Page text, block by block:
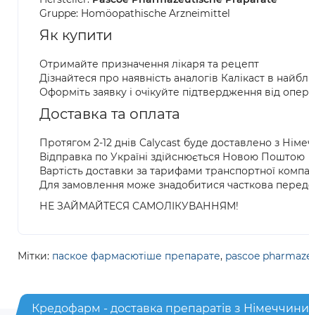
Gruppe: Homöopathische Arzneimittel
Як купити
Отримайте призначення лікаря та рецепт
Дізнайтеся про наявність аналогів Калікаст в
Оформіть заявку і очікуйте підтвердження від
Доставка та оплата
Протягом 2-12 днів Calycast буде доставлено з
Відправка по Україні здійснюється Новою Поштою
Вартість доставки за тарифами транспортної
Для замовлення може знадобитися часткова
НЕ ЗАЙМАЙТЕСЯ САМОЛІКУВАННЯМ!
Мітки: паское фармасютіше препарате, pascoe
Кредофарм - доставка препаратів з Німеччини